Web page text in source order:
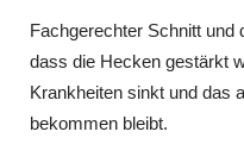
Fachgerechter Schnitt und
dass die Hecken gestärkt
Krankheiten sinkt und das
bekommen bleibt.